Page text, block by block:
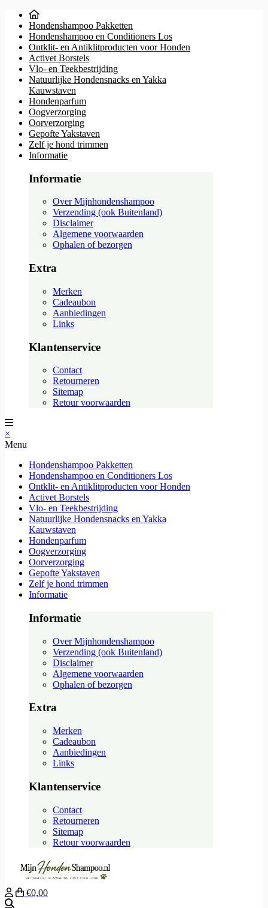
Hondenshampoo Pakketten
Hondenshampoo en Conditioners Los
Ontklit- en Antiklitproducten voor Honden
Activet Borstels
Vlo- en Teekbestrijding
Natuurlijke Hondensnacks en Yakka
Kauwstaven
Hondenparfum
Oogverzorging
Oorverzorging
Gepofte Yakstaven
Zelf je hond trimmen
Informatie
Informatie
Over Mijnhondenshampoo
Verzending (ook Buitenland)
Disclaimer
Algemene voorwaarden
Ophalen of bezorgen
Extra
Merken
Cadeaubon
Aanbiedingen
Links
Klantenservice
Contact
Retourneren
Sitemap
Retour voorwaarden
×
Menu
Hondenshampoo Pakketten
Hondenshampoo en Conditioners Los
Ontklit- en Antiklitproducten voor Honden
Activet Borstels
Vlo- en Teekbestrijding
Natuurlijke Hondensnacks en Yakka
Kauwstaven
Hondenparfum
Oogverzorging
Oorverzorging
Gepofte Yakstaven
Zelf je hond trimmen
Informatie
Informatie
Over Mijnhondenshampoo
Verzending (ook Buitenland)
Disclaimer
Algemene voorwaarden
Ophalen of bezorgen
Extra
Merken
Cadeaubon
Aanbiedingen
Links
Klantenservice
Contact
Retourneren
Sitemap
Retour voorwaarden
€0,00